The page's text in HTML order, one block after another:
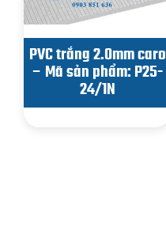
PVC trắng 2.0mm caro
– Mã sản phẩm: P25-
24/1N